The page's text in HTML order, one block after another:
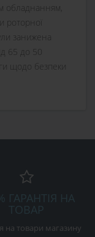
обладнанням,
роторної
занижена
65 до 50
щодо безпеки
ГАРАНТІЯ НА
ТОВАР
на товари магазину